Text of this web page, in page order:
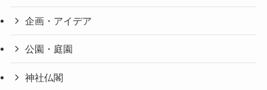
企画・アイデア
公園・庭園
神社仏閣